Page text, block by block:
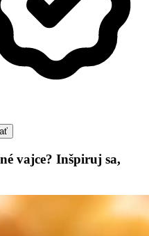
vajce? Inšpiruj sa,